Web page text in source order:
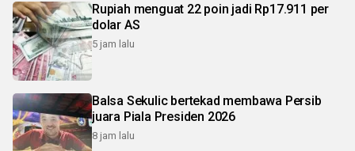
Rupiah menguat 22 poin jadi Rp17.911 per
dolar AS
5 jam lalu
Balsa Sekulic bertekad membawa Persib
juara Piala Presiden 2026
8 jam lalu